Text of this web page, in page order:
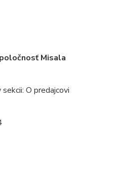
Misala
O predajcovi